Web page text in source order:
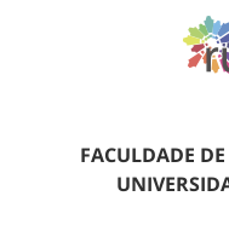
FACULDADE